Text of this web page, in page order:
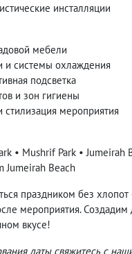
инсталляции
мебели
и системы охлаждения
подсветка
и зон гигиены
мероприятия
• Mushrif Park •
Jumeirah Beach
праздником без
мероприятия. Создадим
вкусе!
даты свяжитесь с